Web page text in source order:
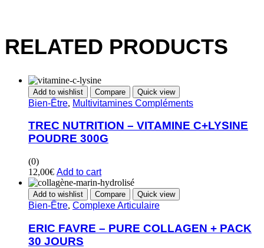
RELATED PRODUCTS
Add to wishlist Compare Quick view
Bien-Être, Multivitamines Compléments
TREC NUTRITION – VITAMINE C+LYSINE
POUDRE 300G
(0)
12,00€ Add to cart
Add to wishlist Compare Quick view
Bien-Être, Complexe Articulaire
ERIC FAVRE – PURE COLLAGEN + PACK
30 JOURS